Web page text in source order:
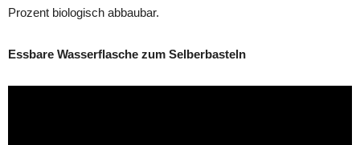
Prozent biologisch abbaubar.
Essbare Wasserflasche zum Selberbasteln